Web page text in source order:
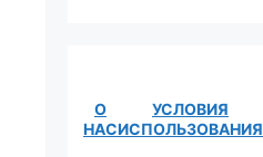
О
НАС
УСЛОВИЯ
ИСПОЛЬЗОВАНИЯ